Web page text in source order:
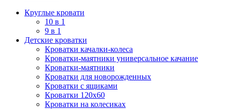
Круглые кровати
10 в 1
9 в 1
Детские кроватки
Кроватки качалки-колеса
Кроватки-маятники универсальное качание
Кроватки-маятники
Кроватки для новорожденных
Кроватки с ящиками
Кроватки 120х60
Кроватки на колесиках